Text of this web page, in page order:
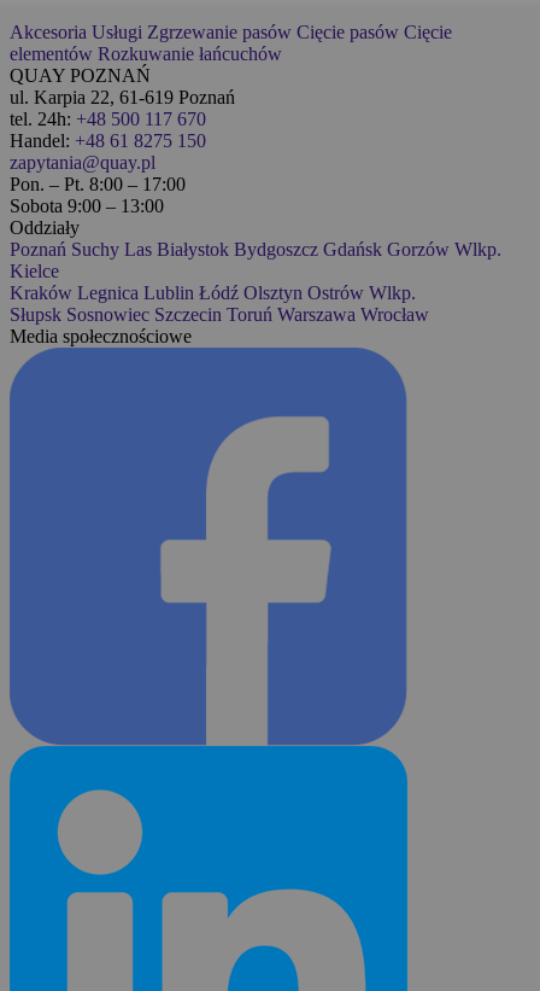
Akcesoria Usługi Zgrzewanie pasów Cięcie pasów Cięcie
elementów Rozkuwanie łańcuchów
QUAY POZNAŃ
ul. Karpia 22, 61-619 Poznań
tel. 24h: +48 500 117 670
Handel: +48 61 8275 150
zapytania@quay.pl
Pon. – Pt. 8:00 – 17:00
Sobota 9:00 – 13:00
Oddziały
Poznań Suchy Las Białystok Bydgoszcz Gdańsk Gorzów Wlkp.
Kielce
Kraków Legnica Lublin Łódź Olsztyn Ostrów Wlkp.
Słupsk Sosnowiec Szczecin Toruń Warszawa Wrocław
Media społecznościowe